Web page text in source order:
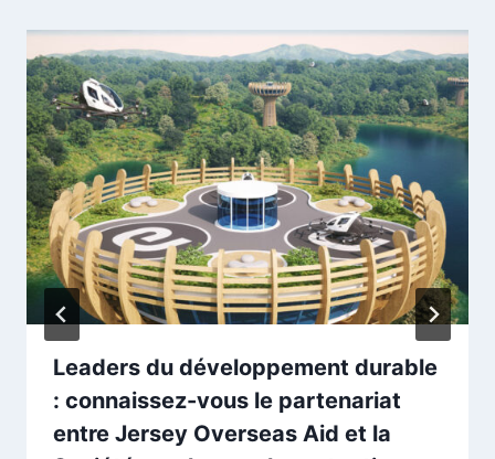
Leaders du développement durable
: connaissez-vous le partenariat
entre Jersey Overseas Aid et la